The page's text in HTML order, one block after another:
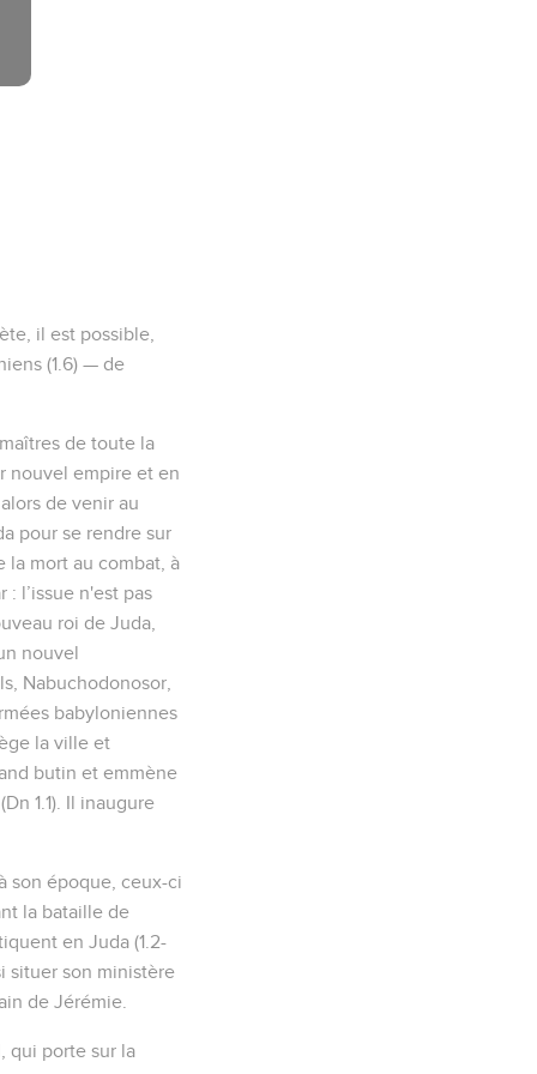
il est possible,
(1.6) — de
de toute la
nouvel empire et en
de venir au
pour se rendre sur
la mort au combat, à
l’issue n'est pas
roi de Juda,
nouvel
Nabuchodonosor,
babyloniennes
la ville et
butin et emmène
1.1). Il inaugure
son époque, ceux-ci
la bataille de
en Juda (1.2-
situer son ministère
de Jérémie.
qui porte sur la